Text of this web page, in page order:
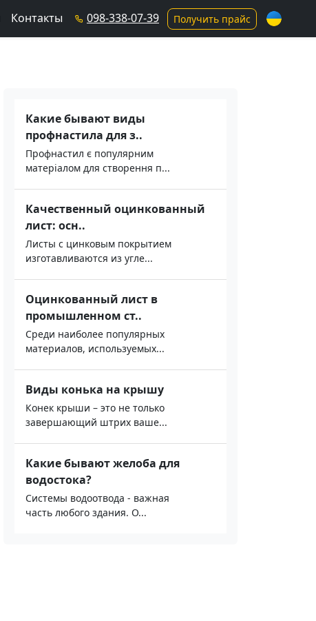
Контакты 098-338-07-39 Получить прайс
Какие бывают виды
профнастила для з..
Профнастил є популярним
матеріалом для створення п...
Качественный оцинкованный
лист: осн..
Листы с цинковым покрытием
изготавливаются из угле...
Оцинкованный лист в
промышленном ст..
Среди наиболее популярных
материалов, используемых...
Виды конька на крышу
Конек крыши – это не только
завершающий штрих ваше...
Какие бывают желоба для
водостока?
Системы водоотвода - важная
часть любого здания. О...